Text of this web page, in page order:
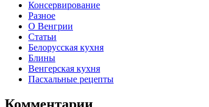
Консервирование
Разное
О Венгрии
Статьи
Белорусская кухня
Блины
Венгерская кухня
Пасхальные рецепты
Комментарии